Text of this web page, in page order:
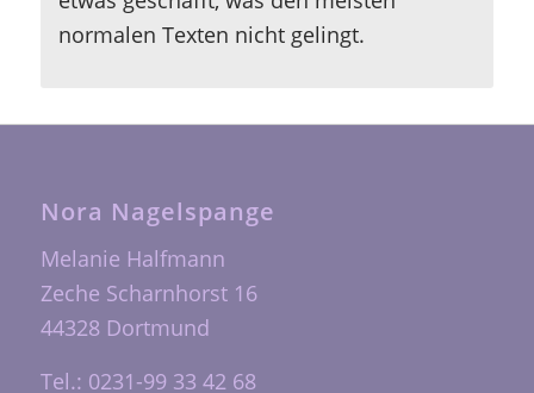
normalen Texten nicht gelingt.
Nora Nagelspange
Melanie Halfmann
Zeche Scharnhorst 16
44328 Dortmund
Tel.: 0231-99 33 42 68